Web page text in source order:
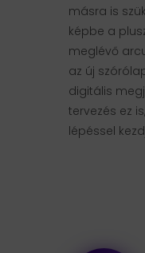
másra is
képbe a
meglévő
az új
digitális
tervezés ez
lépéssel